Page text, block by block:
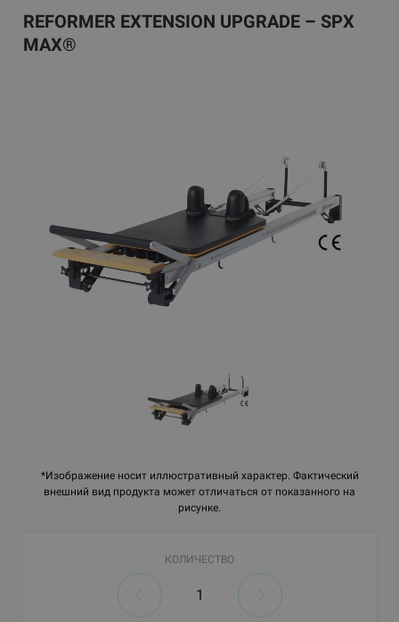
*Изображение носит иллюстративный характер. Фактический
внешний вид продукта может отличаться от показанного на
рисунке.
REFORMER EXTENSION UPGRADE – SPX
MAX®
КОЛИЧЕСТВО